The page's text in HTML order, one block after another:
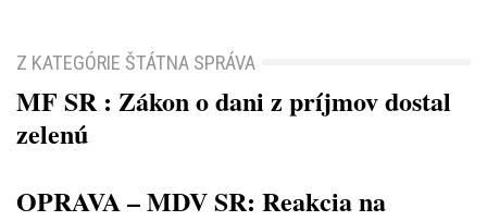
Z KATEGÓRIE ŠTÁTNA SPRÁVA
MF SR : Zákon o dani z príjmov dostal
zelenú
OPRAVA – MDV SR: Reakcia na